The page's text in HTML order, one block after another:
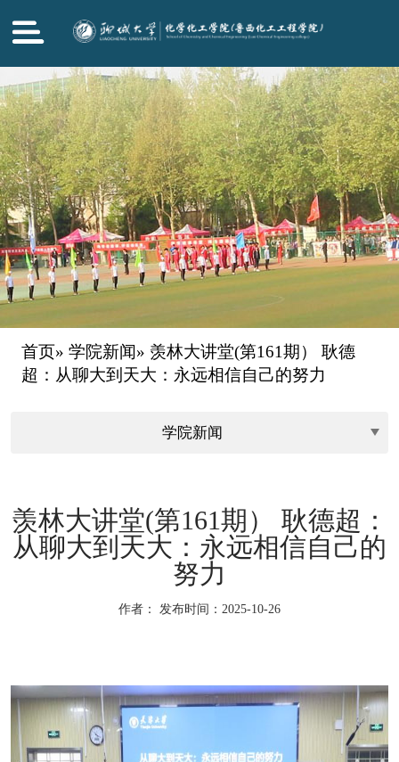
首页» 学院新闻» 羡林大讲堂(第161期） 耿德
超：从聊大到天大：永远相信自己的努力
羡林大讲堂(第161期） 耿德超：
从聊大到天大：永远相信自己的
努力
作者： 发布时间：2025-10-26